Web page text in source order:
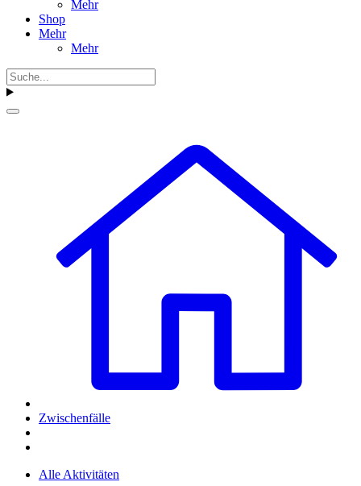
Mehr
Shop
Mehr
Mehr
Zwischenfälle
Alle Aktivitäten